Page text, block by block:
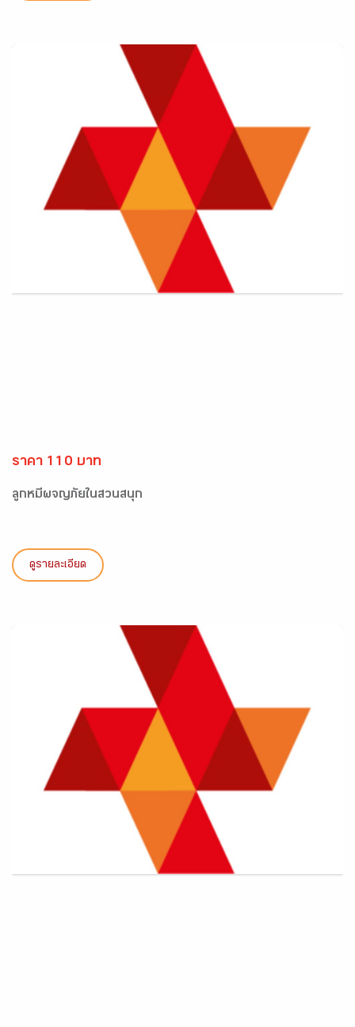
ราคา 110 บาท
ลูกหมีผจญภัยในสวนสนุก
ดูรายละเอียด